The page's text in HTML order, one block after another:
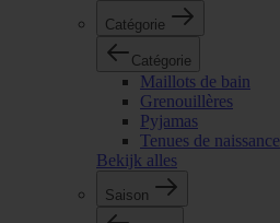
Catégorie
Catégorie
Maillots de bain
Grenouillères
Pyjamas
Tenues de naissance
Bekijk alles
Saison